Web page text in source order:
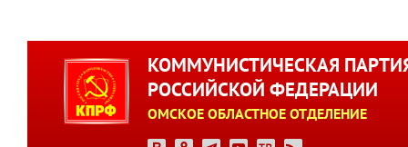
КОММУНИСТИЧЕСКАЯ
РОССИЙСКОЙ ФЕДЕРАЦИИ
ОМСКОЕ ОБЛАСТНОЕ ОТДЕЛЕНИЕ